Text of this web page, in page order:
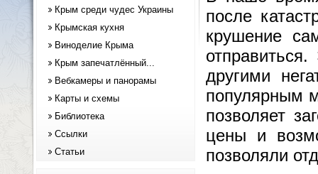
Крым среди чудес Украины
Крымская кухня
Виноделие Крыма
Крым запечатлённый...
Вебкамеры и панорамы
Карты и схемы
Библиотека
Ссылки
Статьи
после
крушение
другими
популярным
позволяет
цены и
позволяли